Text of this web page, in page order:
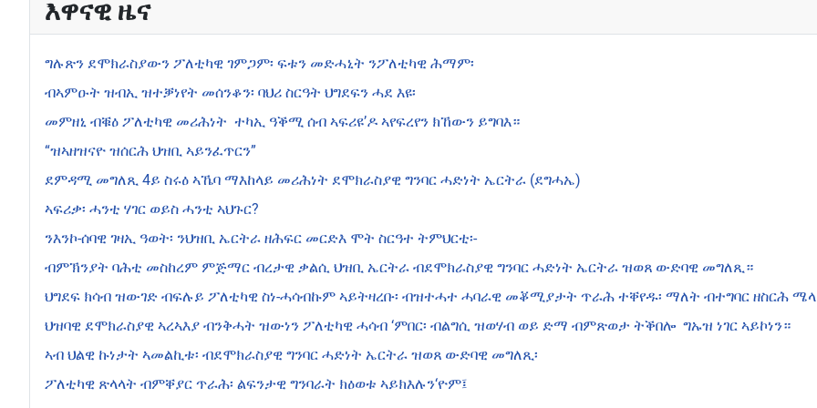
እዋናዊ ዜና
ግሉጽን ደሞክራስያውን ፖለቲካዊ ገምጋም፡ ፍቱን መድሓኒት ንፖለቲካዊ ሕማም፡
ብኣምዑት ዝብኢ ዝተቓነየት መሰንቆን፡ ባህሪ ስርዓት ህግደፍን ሓደ እዩ፡
መምዘኒ ብቑዕ ፖለቲካዊ መሪሕነት ተካኢ ዓቕሚ ሰብ ኣፍሪዩ’ዶ ኣየፍረየን ክኸውን ይግባእ።
“ዝኣዘዝናዮ ዝሰርሕ ህዝቢ ኣይንፈጥርን”
ደምዳሚ መግለጺ 4ይ ስሩዕ ኣኼባ ማእከላይ መሪሕነት ደሞክራስያዊ ግንባር ሓድነት ኤርትራ (ደግሓኤ)
ኣፍሪቃ፡ ሓንቲ ሃገር ወይስ ሓንቲ ኣህጉር?
ንእንኮ-ሰባዊ ገዛኢ ዓወት፡ ንህዝቢ ኤርትራ ዘሕፍር መርድእ ሞት ስርዓተ ትምህርቲ፡-
ብምኽንያት ባሕቲ መስከረም ምጅማር ብረታዊ ቃልሲ ህዝቢ ኤርትራ ብደሞክራስያዊ ግንባር ሓድነት ኤርትራ ዝወጸ ውድባዊ መግለጺ።
ህግደፍ ክሳብ ዝውገድ ብፍሉይ ፖለቲካዊ ስነ-ሓሳብኩም ኣይትዛረቡ፡ ብዝተሓተ ሓባራዊ መቖሚያታት ጥራሕ ተቐየዱ፡ ማለት ብተግባር ዘስርሕ ሜላ
ህዝባዊ ደሞክራስያዊ ኣረኣእያ ብንቅሓት ዝውነን ፖለቲካዊ ሓሳብ ‘ምበር፡ ብልግሲ ዝወሃብ ወይ ድማ ብምጽወታ ትቕበሎ ግኡዝ ነገር ኣይኮነን።
ኣብ ህልዊ ኩነታት ኣመልኪቱ፡ ብደሞክራስያዊ ግንባር ሓድነት ኤርትራ ዝወጸ ውድባዊ መግለጺ፡
ፖለቲካዊ ጽላላት ብምቐያር ጥራሕ፡ ልፍንታዊ ግንባራት ክዕወቱ ኣይክእሉን‘ዮም፤